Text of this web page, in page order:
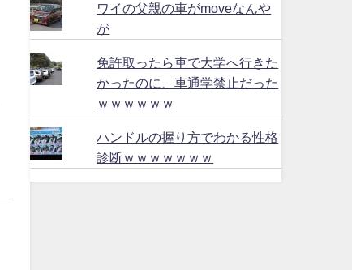
ワイの父親の車がmoveなんや
が
免許取ったら車で大学へ行きた
かったのに、車通学禁止だった
ｗｗｗｗｗｗ
ハンドルの握り方でわかる性格
診断ｗｗｗｗｗｗｗ